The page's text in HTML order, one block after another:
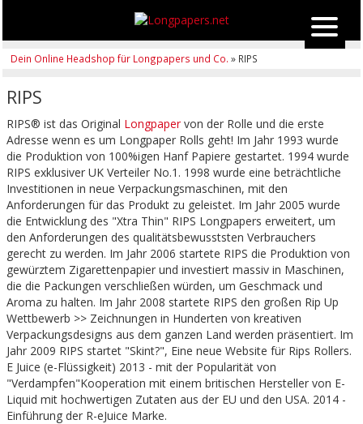
Dein Online Headshop für Longpapers und Co. » RIPS
RIPS
RIPS® ist das Original Longpapervon der Rolle und die erste
Adresse wenn es um Longpaper Rolls geht! Im Jahr 1993 wurde
die Produktion von 100%igen Hanf Papiere gestartet. 1994 wurde
RIPS exklusiver UK Verteiler No.1. 1998 wurde eine beträchtliche
Investitionen in neue Verpackungsmaschinen, mit den
Anforderungen für das Produkt zu geleistet. Im Jahr 2005 wurde
die Entwicklung des "Xtra Thin" RIPS Longpapers erweitert, um
den Anforderungen des qualitätsbewusststen Verbrauchers
gerecht zu werden. Im Jahr 2006 startete RIPS die Produktion von
gewürztem Zigarettenpapier und investiert massiv in Maschinen,
die die Packungen verschließen würden, um Geschmack und
Aroma zu halten. Im Jahr 2008 startete RIPS den großen Rip Up
Wettbewerb >> Zeichnungen in Hunderten von kreativen
Verpackungsdesigns aus dem ganzen Land werden präsentiert. Im
Jahr 2009 RIPS startet "Skint?", Eine neue Website für Rips Rollers.
E Juice (e-Flüssigkeit) 2013 - mit der Popularität von
"Verdampfen"Kooperation mit einem britischen Hersteller von E-
Liquid mit hochwertigen Zutaten aus der EU und den USA. 2014 -
Einführung der R-eJuice Marke.